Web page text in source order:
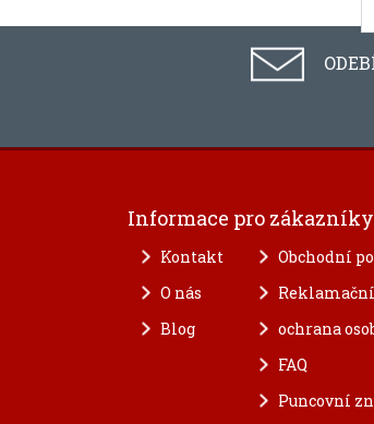
Informace pro zákazníky
Kontakt
O nás
Blog
Obchodní
ochrana
FAQ
Puncovní